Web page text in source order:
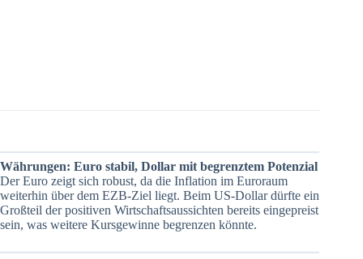
Währungen: Euro stabil, Dollar mit begrenztem Potenzial
Der Euro zeigt sich robust, da die Inflation im Euroraum
weiterhin über dem EZB-Ziel liegt. Beim US-Dollar dürfte ein
Großteil der positiven Wirtschaftsaussichten bereits eingepreist
sein, was weitere Kursgewinne begrenzen könnte.